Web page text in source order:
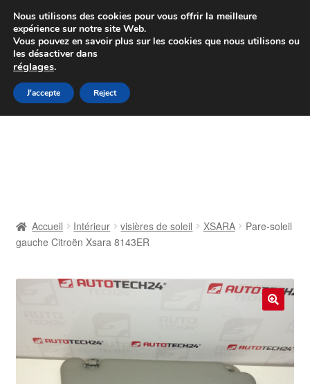
Colissimo livraison à partir de 7 EUR
Du lundi au vendredi de 9 h à 16 h
Aller
à
Aller
au
Contact
Livraison
Mon compte
Accueil Intérieur visières de soleil XSARA
Pare-soleil
gauche Citroën Xsara 8143ER
Nous utilisons des cookies pour vous offrir la meilleure
expérience sur notre site Web.
Vous pouvez en savoir plus sur les cookies que nous utilisons ou
les désactiver dans
réglages.
J'accepte Reject